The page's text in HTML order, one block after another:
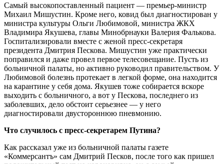
Самый высокопоставленный пациент — премьер-министр
Михаил Мишустин. Кроме него, ковид был диагностирован у
министра культуры Ольги Любимовой, министра ЖКХ
Владимира Якушева, главы Минобрнауки Валерия Фалькова.
Госпитализировали вместе с женой пресс-секретаря
президента Дмитрия Пескова. Мишустин уже практически
поправился и даже провел первое телесовещание. Пусть из
больничной палаты, но активно руководил правительством. У
Любимовой болезнь протекает в легкой форме, она находится
на карантине у себя дома. Якушев тоже собирается вскоре
выходить с больничного, а вот у Пескова, последнего из
заболевших, дело обстоит серьезнее — у него
диагностировали двустороннюю пневмонию.
Что случилось с пресс-секретарем Путина?
Как рассказал уже из больничной палаты газете
«Коммерсантъ» сам Дмитрий Песков, после того как пришел